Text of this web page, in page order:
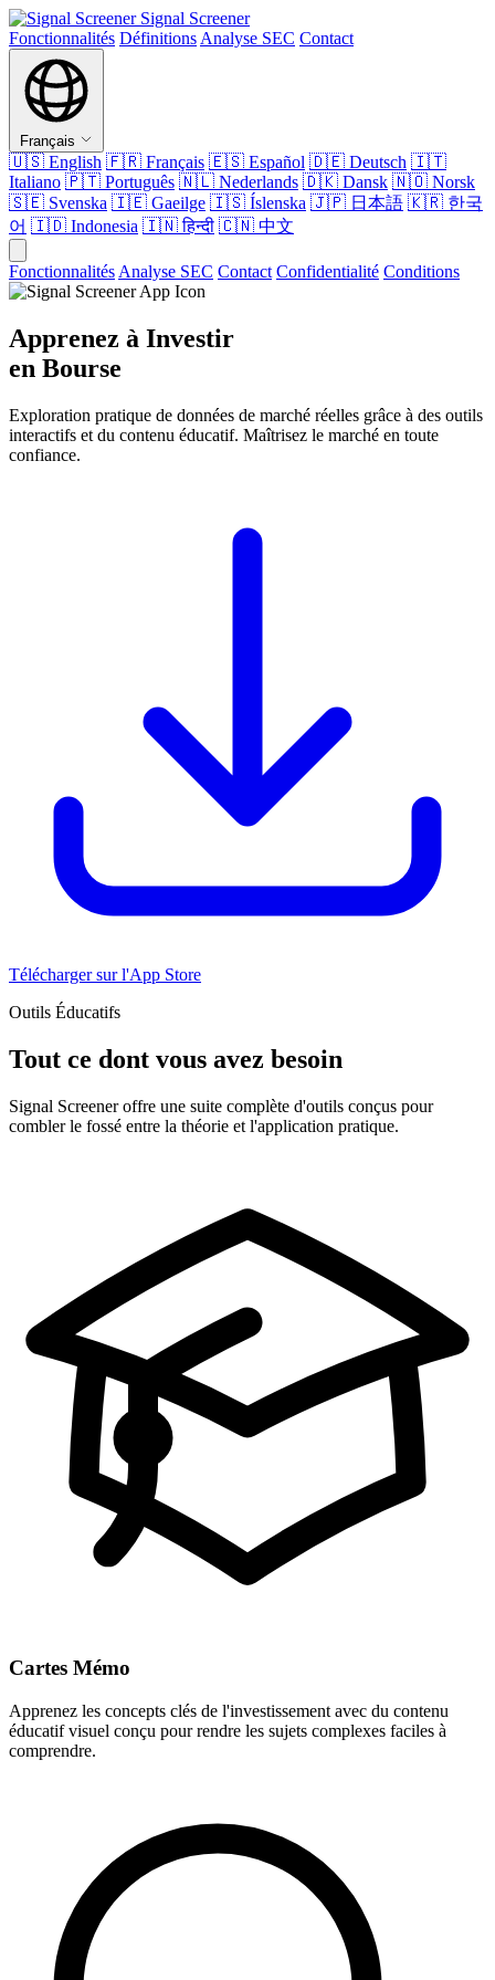
Signal Screener
Fonctionnalités Définitions Analyse SEC Contact
Français
🇺🇸 English 🇫🇷 Français 🇪🇸 Español 🇩🇪 Deutsch 🇮🇹
Italiano 🇵🇹 Português 🇳🇱 Nederlands 🇩🇰 Dansk 🇳🇴 Norsk
🇸🇪 Svenska 🇮🇪 Gaeilge 🇮🇸 Íslenska 🇯🇵 日本語 🇰🇷 한국
어 🇮🇩 Indonesia 🇮🇳हिन्दी 🇨🇳 中文
Fonctionnalités Analyse SEC Contact Confidentialité Conditions
Apprenez à Investir
en Bourse
Exploration pratique de données de marché réelles grâce à des outils
interactifs et du contenu éducatif. Maîtrisez le marché en toute
confiance.
Télécharger sur l'App Store
Outils Éducatifs
Tout ce dont vous avez besoin
Signal Screener offre une suite complète d'outils conçus pour
combler le fossé entre la théorie et l'application pratique.
Cartes Mémo
Apprenez les concepts clés de l'investissement avec du contenu
éducatif visuel conçu pour rendre les sujets complexes faciles à
comprendre.